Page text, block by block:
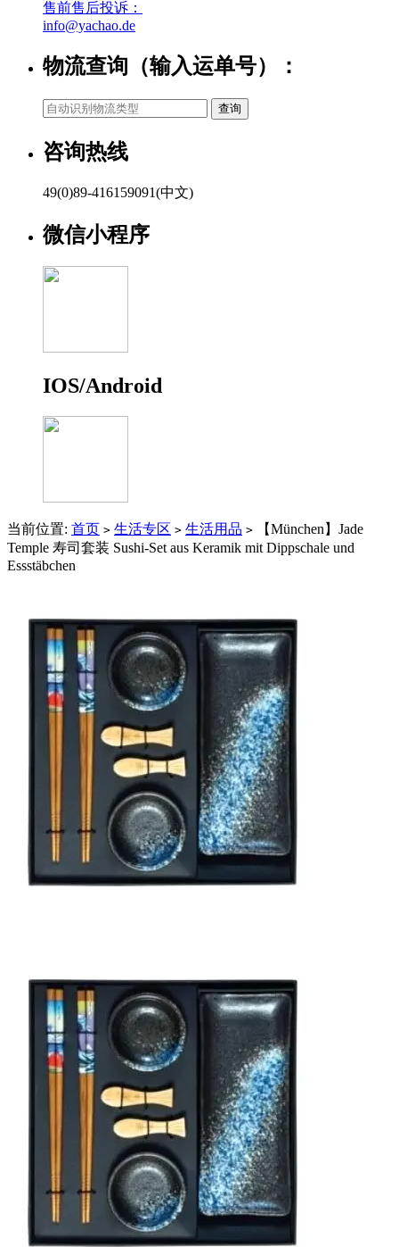
售前售后投诉：
info@yachao.de
物流查询（输入运单号）：
咨询热线
49(0)89-416159091(中文)
微信小程序
IOS/Android
当前位置: 首页 > 生活专区 > 生活用品 > 【München】Jade
Temple 寿司套装 Sushi-Set aus Keramik mit Dippschale und
Essstäbchen